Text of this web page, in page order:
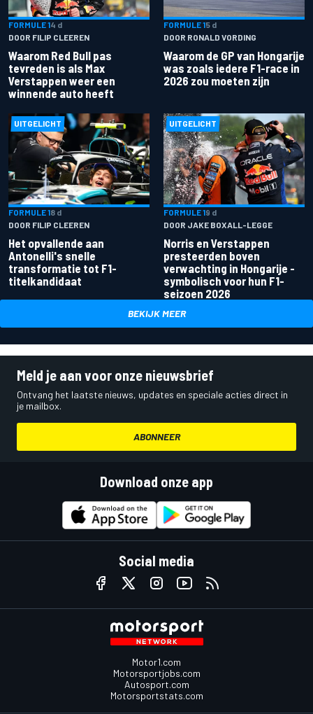
FORMULE 14 d
DOOR FILIP CLEEREN
Waarom Red Bull pas
tevreden is als Max
Verstappen weer een
winnende auto heeft
FORMULE 15 d
DOOR RONALD VORDING
Waarom de GP van Hongarije
was zoals iedere F1-race in
2026 zou moeten zijn
UITGELICHT
FORMULE 18 d
DOOR FILIP CLEEREN
Het opvallende aan
Antonelli's snelle
transformatie tot F1-
titelkandidaat
UITGELICHT
FORMULE 19 d
DOOR JAKE BOXALL-LEGGE
Norris en Verstappen
presteerden boven
verwachting in Hongarije -
symbolisch voor hun F1-
seizoen 2026
BEKIJK MEER
Meld je aan voor onze nieuwsbrief
Ontvang het laatste nieuws, updates en speciale acties direct in
je mailbox.
ABONNEER
Download onze app
Social media
Motor1.com
Motorsportjobs.com
Autosport.com
Motorsportstats.com